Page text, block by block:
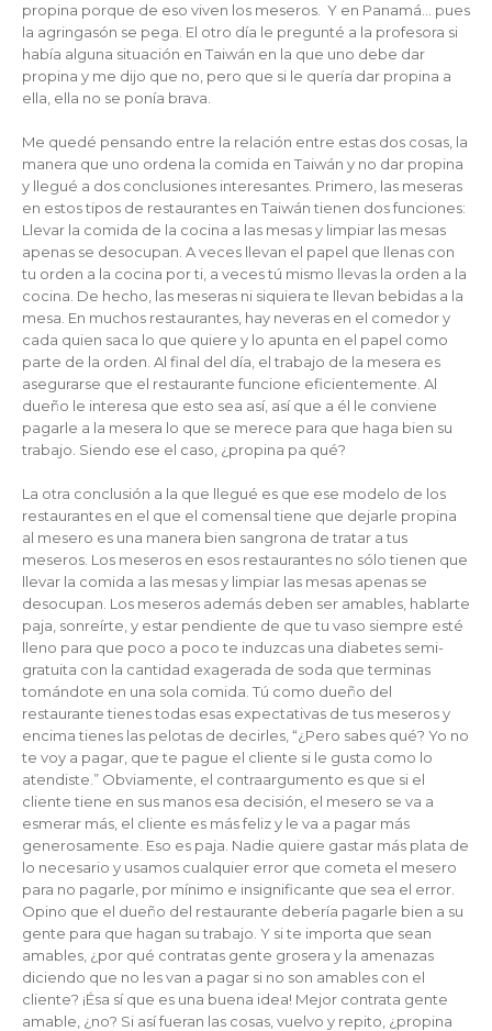
propina porque de eso viven los meseros. Y en Panamá… pues
la agringasón se pega. El otro día le pregunté a la profesora si
había alguna situación en Taiwán en la que uno debe dar
propina y me dijo que no, pero que si le quería dar propina a
ella, ella no se ponía brava.
Me quedé pensando entre la relación entre estas dos cosas, la
manera que uno ordena la comida en Taiwán y no dar propina
y llegué a dos conclusiones interesantes. Primero, las meseras
en estos tipos de restaurantes en Taiwán tienen dos funciones:
Llevar la comida de la cocina a las mesas y limpiar las mesas
apenas se desocupan. A veces llevan el papel que llenas con
tu orden a la cocina por ti, a veces tú mismo llevas la orden a la
cocina. De hecho, las meseras ni siquiera te llevan bebidas a la
mesa. En muchos restaurantes, hay neveras en el comedor y
cada quien saca lo que quiere y lo apunta en el papel como
parte de la orden. Al final del día, el trabajo de la mesera es
asegurarse que el restaurante funcione eficientemente. Al
dueño le interesa que esto sea así, así que a él le conviene
pagarle a la mesera lo que se merece para que haga bien su
trabajo. Siendo ese el caso, ¿propina pa qué?
La otra conclusión a la que llegué es que ese modelo de los
restaurantes en el que el comensal tiene que dejarle propina
al mesero es una manera bien sangrona de tratar a tus
meseros. Los meseros en esos restaurantes no sólo tienen que
llevar la comida a las mesas y limpiar las mesas apenas se
desocupan. Los meseros además deben ser amables, hablarte
paja, sonreírte, y estar pendiente de que tu vaso siempre esté
lleno para que poco a poco te induzcas una diabetes semi-
gratuita con la cantidad exagerada de soda que terminas
tomándote en una sola comida. Tú como dueño del
restaurante tienes todas esas expectativas de tus meseros y
encima tienes las pelotas de decirles, “¿Pero sabes qué? Yo no
te voy a pagar, que te pague el cliente si le gusta como lo
atendiste.” Obviamente, el contraargumento es que si el
cliente tiene en sus manos esa decisión, el mesero se va a
esmerar más, el cliente es más feliz y le va a pagar más
generosamente. Eso es paja. Nadie quiere gastar más plata de
lo necesario y usamos cualquier error que cometa el mesero
para no pagarle, por mínimo e insignificante que sea el error.
Opino que el dueño del restaurante debería pagarle bien a su
gente para que hagan su trabajo. Y si te importa que sean
amables, ¿por qué contratas gente grosera y la amenazas
diciendo que no les van a pagar si no son amables con el
cliente? ¡Ésa sí que es una buena idea! Mejor contrata gente
amable, ¿no? Si así fueran las cosas, vuelvo y repito, ¿propina